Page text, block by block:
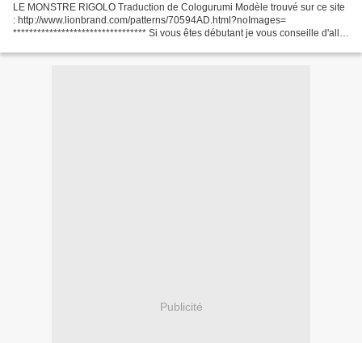
LE MONSTRE RIGOLO Traduction de Cologurumi Modèle trouvé sur ce site
: http://www.lionbrand.com/patterns/70594AD.html?noImages=
********************************* Si vous êtes débutant je vous conseille d'aller
Publicité